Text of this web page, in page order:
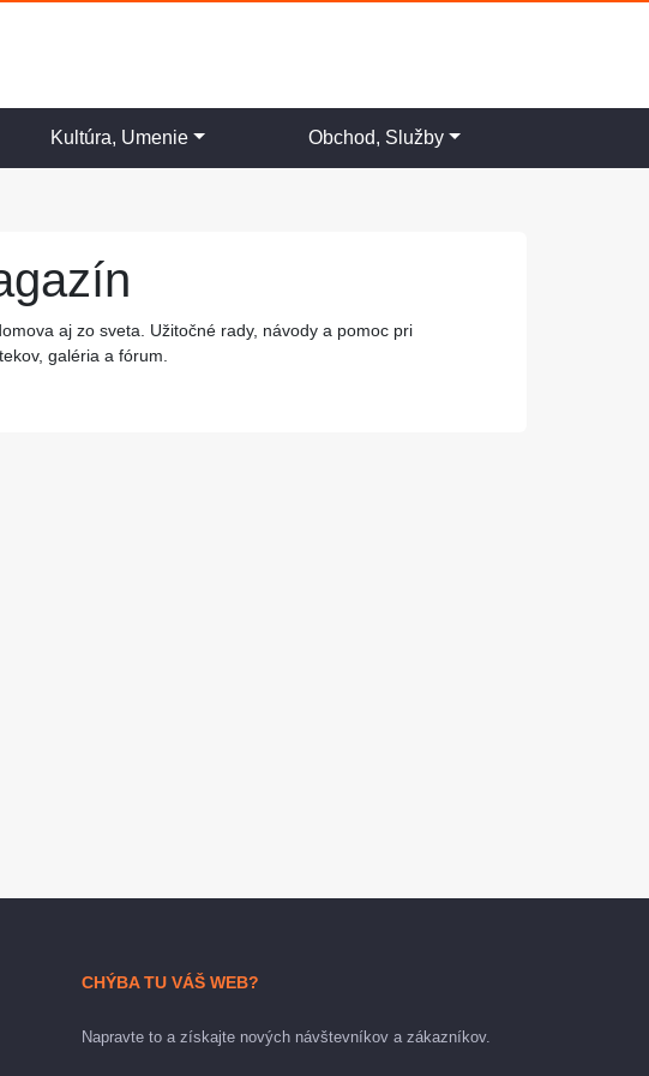
Kultúra, Umenie Obchod, Služby
aj zo sveta. Užitočné rady, návody a pomoc pri
galéria a fórum.
CHÝBA TU VÁŠ WEB?
Napravte to a získajte nových návštevníkov a zákazníkov.